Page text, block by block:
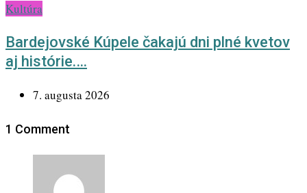
Kultúra
Bardejovské Kúpele čakajú dni plné kvetov
aj histórie.…
7. augusta 2026
1 Comment